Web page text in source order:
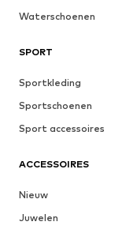
Waterschoenen
SPORT
Sportkleding
Sportschoenen
Sport accessoires
ACCESSOIRES
Nieuw
Juwelen